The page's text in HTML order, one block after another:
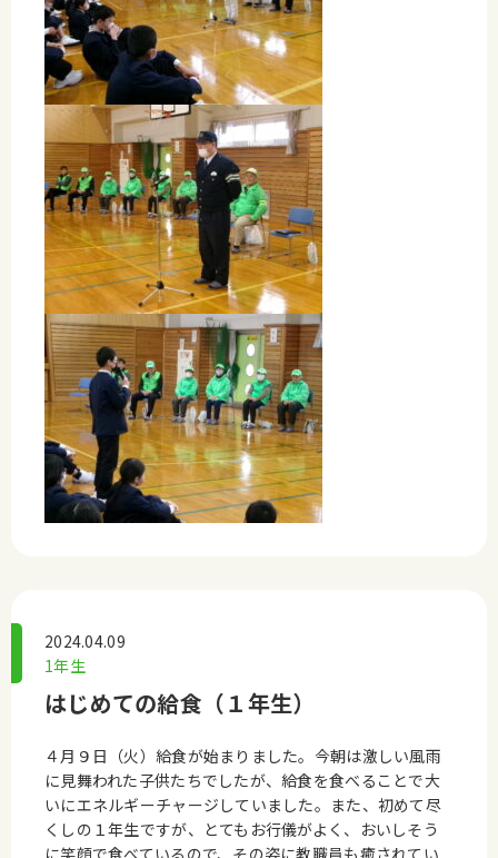
2024.04.09
1年生
はじめての給食（１年生）
４月９日（火）給食が始まりました。今朝は激しい風雨
に見舞われた子供たちでしたが、給食を食べることで大
いにエネルギーチャージしていました。また、初めて尽
くしの１年生ですが、とてもお行儀がよく、おいしそう
に笑顔で食べているので、その姿に教職員も癒されてい